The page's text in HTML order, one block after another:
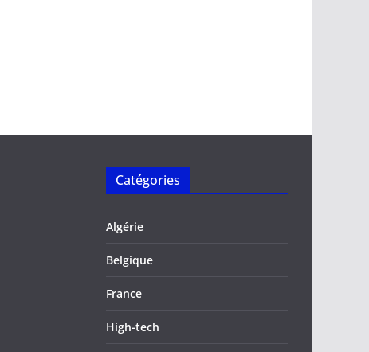
Catégories
Algérie
Belgique
France
High-tech